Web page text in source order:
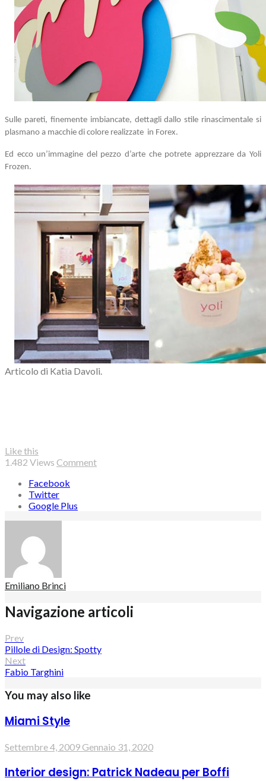
Sulle pareti, finemente imbiancate, dettagli dallo stile rinascimentale si
plasmano a macchie di colore realizzate in Forex.
Ed ecco un’immagine del pezzo d’arte che potrete apprezzare da Yoli
Frozen.
Articolo di Katia Davoli.
Like this
1.482 Views Comment
Facebook
Twitter
Google Plus
Emiliano Brinci
Navigazione articoli
Prev
Pillole di Design: Spotty
Next
Fabio Targhini
You may also like
Miami Style
Settembre 4, 2009Gennaio 31, 2020
Interior design: Patrick Nadeau per Boffi